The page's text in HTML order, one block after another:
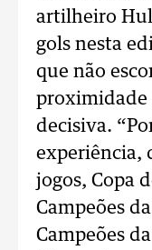
artilheiro
gols nesta
que não
proximidade
decisiva.
experiência,
jogos, Copa
Campeões
Campeões